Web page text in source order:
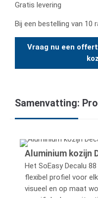
Gratis levering
Bij een bestelling van 10
Vraag nu een
Samenvatting:
Aluminium kozijn
Het SoEasy Decalu
flexibel profiel voor
visueel en op maat